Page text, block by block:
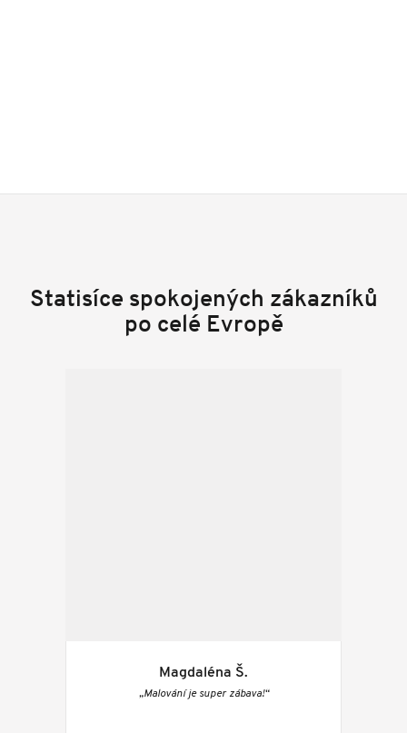
Statisíce spokojených zákazníků
po celé Evropě
Magdaléna Š.
„Malování je super zábava!“